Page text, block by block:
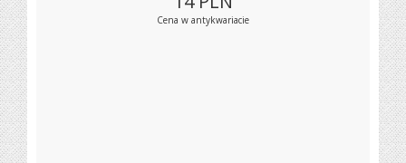
Cena w antykwariacie